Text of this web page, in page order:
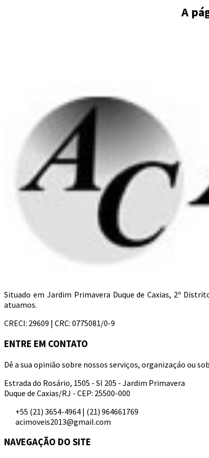
A
Situado em Jardim Primavera Duque de Caxias, 2º
atuamos.
CRECI: 29609 | CRC: 0775081/0-9
ENTRE EM CONTATO
Dê a sua opinião sobre nossos serviços, organizaçáo ou
Estrada do Rosário, 1505 - Sl 205 - Jardim Primavera
Duque de Caxias/RJ - CEP: 25500-000
+55 (21) 3654-4964 | (21) 964661769
acimoveis2013@gmail.com
NAVEGAÇÃO DO SITE